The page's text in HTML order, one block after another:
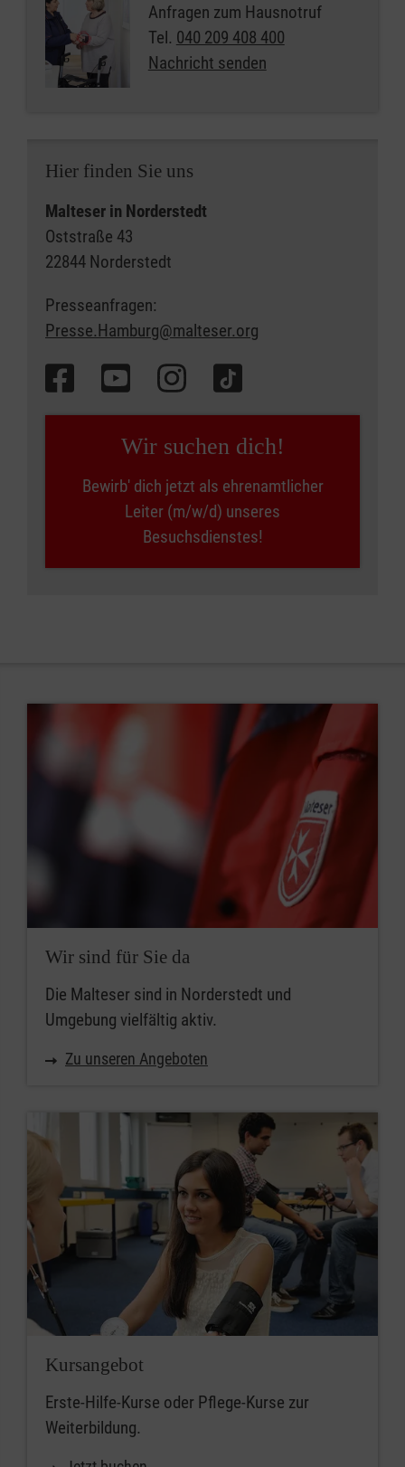
Anfragen zum Hausnotruf
Tel. 040 209 408 400
Nachricht senden
Hier finden Sie uns
Malteser in Norderstedt
Oststraße 43
22844 Norderstedt
Presseanfragen:
Presse.Hamburg@malteser.org
Wir suchen dich!
Bewirb' dich jetzt als ehrenamtlicher
Leiter (m/w/d) unseres
Besuchsdienstes!
Wir sind für Sie da
Die Malteser sind in Norderstedt und
Umgebung vielfältig aktiv.
Zu unseren Angeboten
Kursangebot
Erste-Hilfe-Kurse oder Pflege-Kurse zur
Weiterbildung.